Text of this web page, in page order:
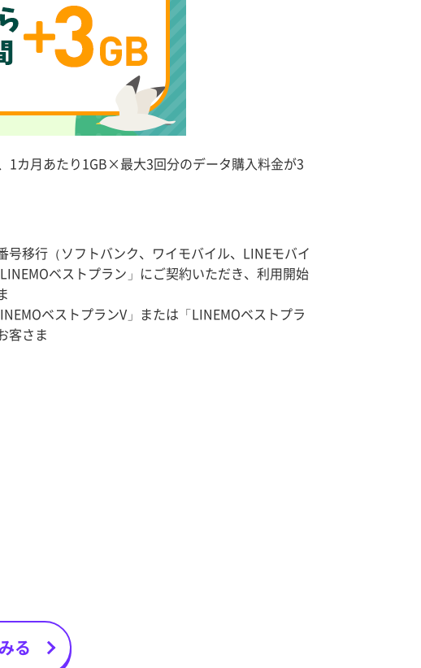
1カ月あたり1GB×最大3回分のデータ購入料金が3
移行（ソフトバンク、ワイモバイル、LINEモバイ
ベストプラン」にご契約いただき、利用開始
ベストプランV」または「LINEMOベストプラ
客さま
る